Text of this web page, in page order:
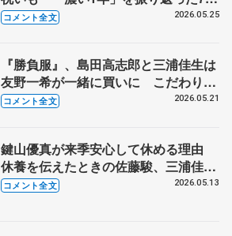
【コラントッテ・トークイベント②】
コメント全文 2026.05.25
『勝負服』、島田高志郎と三浦佳生は
友野一希が一緒に買いに こだわりが
ないのは…【コラントッテ・トークイ
コメント全文 2026.05.21
鍵山優真が来季安心して休める理由
休養を伝えたときの佐藤駿、三浦佳生
の反応は 【横浜市スポーツ栄誉賞・
コメント全文 2026.05.13